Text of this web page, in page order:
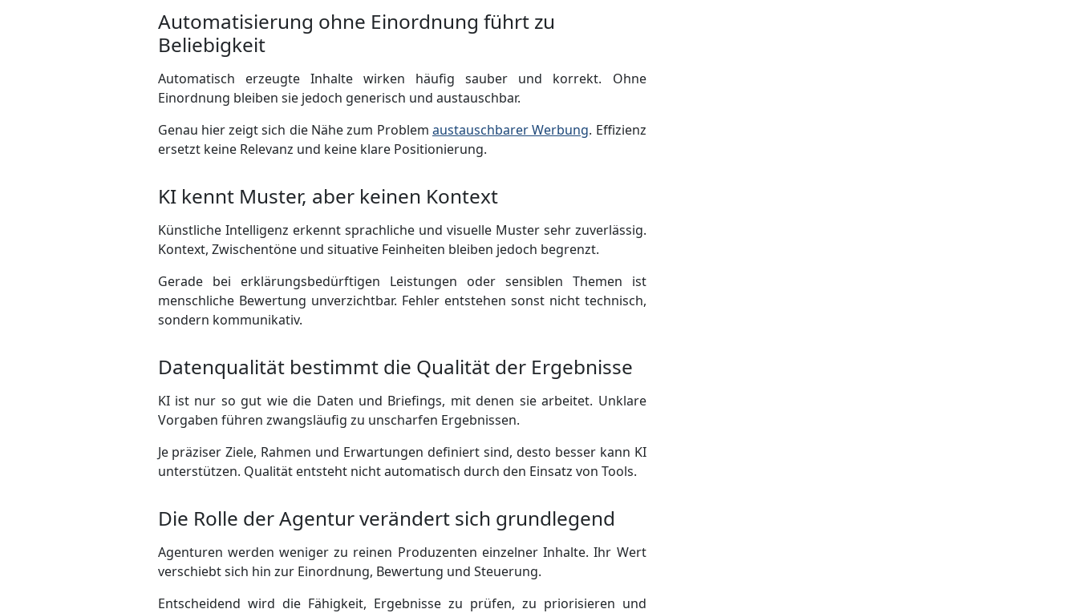
Automatisierung ohne Einordnung führt zu
Beliebigkeit
Automatisch erzeugte Inhalte wirken häufig sauber und korrekt. Ohne
Einordnung bleiben sie jedoch generisch und austauschbar.
Genau hier zeigt sich die Nähe zum Problem austauschbarer Werbung. Effizienz
ersetzt keine Relevanz und keine klare Positionierung.
KI kennt Muster, aber keinen Kontext
Künstliche Intelligenz erkennt sprachliche und visuelle Muster sehr zuverlässig.
Kontext, Zwischentöne und situative Feinheiten bleiben jedoch begrenzt.
Gerade bei erklärungsbedürftigen Leistungen oder sensiblen Themen ist
menschliche Bewertung unverzichtbar. Fehler entstehen sonst nicht technisch,
sondern kommunikativ.
Datenqualität bestimmt die Qualität der Ergebnisse
KI ist nur so gut wie die Daten und Briefings, mit denen sie arbeitet. Unklare
Vorgaben führen zwangsläufig zu unscharfen Ergebnissen.
Je präziser Ziele, Rahmen und Erwartungen definiert sind, desto besser kann KI
unterstützen. Qualität entsteht nicht automatisch durch den Einsatz von Tools.
Die Rolle der Agentur verändert sich grundlegend
Agenturen werden weniger zu reinen Produzenten einzelner Inhalte. Ihr Wert
verschiebt sich hin zur Einordnung, Bewertung und Steuerung.
Entscheidend wird die Fähigkeit, Ergebnisse zu prüfen, zu priorisieren und